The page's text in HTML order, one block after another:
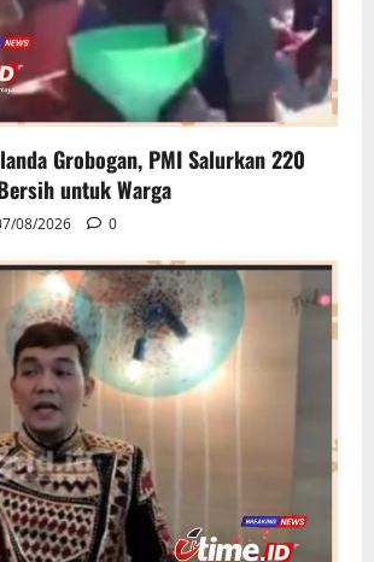
Grobogan, PMI Salurkan 220
untuk Warga
08/2026 0